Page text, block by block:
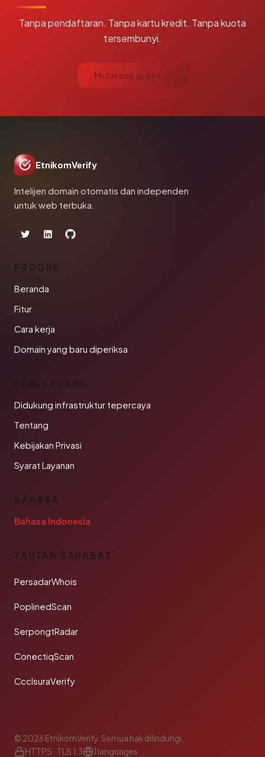
Tanpa pendaftaran. Tanpa kartu kredit. Tanpa kuota
tersembunyi.
Mulai cek gratis →
EtnikomVerify
Intelijen domain otomatis dan independen
untuk web terbuka.
PRODUK
Beranda
Fitur
Cara kerja
Domain yang baru diperiksa
PERUSAHAAN
Didukung infrastruktur tepercaya
Tentang
Kebijakan Privasi
Syarat Layanan
BAHASA
Bahasa Indonesia
TAUTAN SAHABAT
PersadarWhois
PoplinedScan
SerpongtRadar
ConectiqScan
CcclsuraVerify
© 2026 EtnikomVerify. Semua hak dilindungi.
HTTPS · TLS 1.3
1 languages